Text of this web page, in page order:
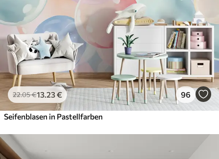
22.05€13.23€ 96
Seifenblasen in Pastellfarben